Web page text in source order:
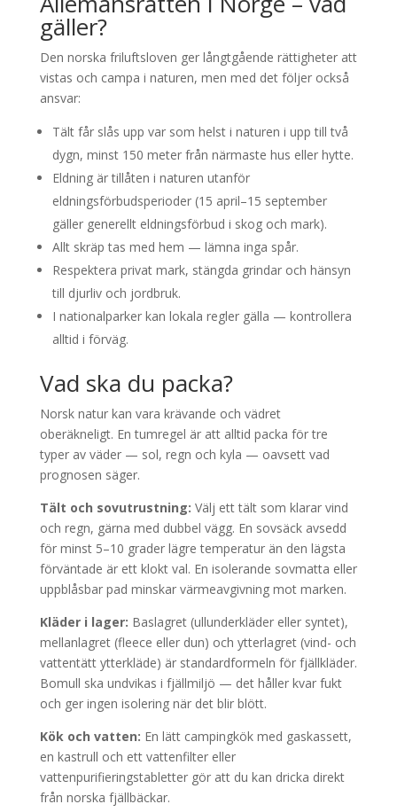
gäller?
Den norska friluftsloven ger långtgående rättigheter att
vistas och campa i naturen, men med det följer också
ansvar:
Tält får slås upp var som helst i naturen i upp till två
dygn, minst 150 meter från närmaste hus eller hytte.
Eldning är tillåten i naturen utanför
eldningsförbudsperioder (15 april–15 september
gäller generellt eldningsförbud i skog och mark).
Allt skräp tas med hem — lämna inga spår.
Respektera privat mark, stängda grindar och hänsyn
till djurliv och jordbruk.
I nationalparker kan lokala regler gälla — kontrollera
alltid i förväg.
Vad ska du packa?
Norsk natur kan vara krävande och vädret
oberäkneligt. En tumregel är att alltid packa för tre
typer av väder — sol, regn och kyla — oavsett vad
prognosen säger.
Tält och sovutrustning: Välj ett tält som klarar vind
och regn, gärna med dubbel vägg. En sovsäck avsedd
för minst 5–10 grader lägre temperatur än den lägsta
förväntade är ett klokt val. En isolerande sovmatta eller
uppblåsbar pad minskar värmeavgivning mot marken.
Kläder i lager: Baslagret (ullunderkläder eller syntet),
mellanlagret (fleece eller dun) och ytterlagret (vind- och
vattentätt ytterkläde) är standardformeln för fjällkläder.
Bomull ska undvikas i fjällmiljö — det håller kvar fukt
och ger ingen isolering när det blir blött.
Kök och vatten: En lätt campingkök med gaskassett,
en kastrull och ett vattenfilter eller
vattenpurifieringstabletter gör att du kan dricka direkt
från norska fjällbäckar.